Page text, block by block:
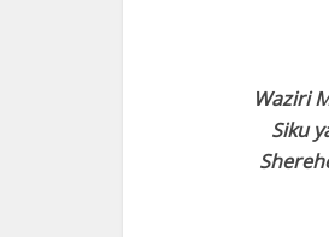
Waziri
Siku